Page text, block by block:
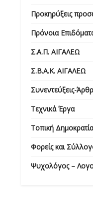
Προκηρύξεις
Πρόνοια
Σ.Α.Π. ΑΙΓΑΛΕΩ
Σ.Β.Α.Κ. ΑΙΓΑΛΕΩ
Συνεντεύξεις-
Τεχνικά Έργα
Τοπική Δημοκρατία
Φορείς και
Ψυχολόγος –